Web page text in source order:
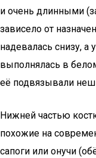
и очень длинными
зависело от
надевалась снизу, а
выполнялась в
её подвязывали
Нижней частью
похожие на
сапоги или онучи